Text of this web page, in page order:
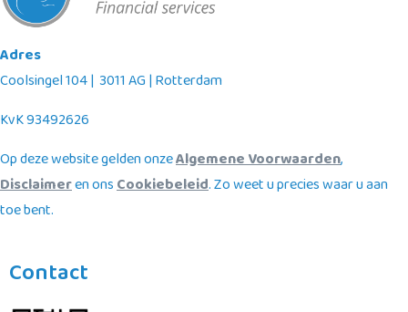
Adres
Coolsingel 104 | 3011 AG | Rotterdam
KvK 93492626
Op deze website gelden onzeAlgemene Voorwaarden,
Disclaimeren onsCookiebeleid. Zo weet u precies waar u aan
toe bent.
Contact